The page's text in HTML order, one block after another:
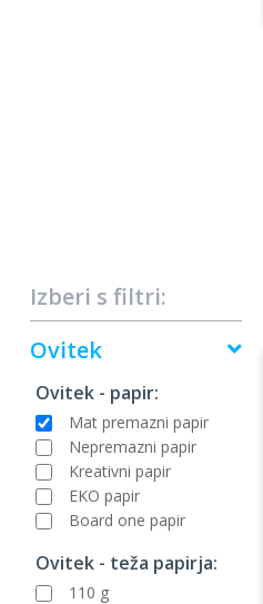
Izberi s filtri:
Ovitek
Ovitek - papir:
Mat premazni papir
Nepremazni papir
Kreativni papir
EKO papir
Board one papir
Ovitek - teža papirja:
110 g